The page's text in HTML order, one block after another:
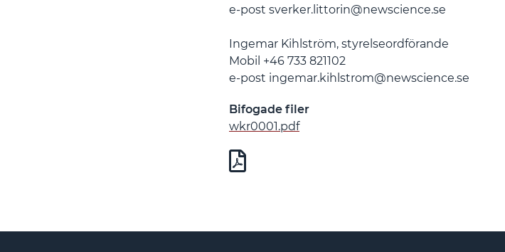
e-post sverker.littorin@newscience.se
Ingemar Kihlström, styrelseordförande
Mobil +46 733 821102
e-post ingemar.kihlstrom@newscience.se
Bifogade filer
wkr0001.pdf